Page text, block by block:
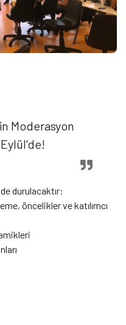
Moderasyon
durulacaktır:
öncelikler ve katılımcı